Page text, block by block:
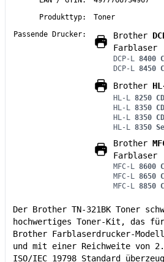
Produkttyp:
Toner
Passende Drucker:
Brother
Farblaser
DCP-L 8400
DCP-L 8450
Brother
HL-L 8250
HL-L 8350
HL-L 8350
HL-L 8350
Brother
Farblaser
MFC-L 8600
MFC-L 8650
MFC-L 8850
Der Brother TN-321BK Toner
hochwertiges Toner-Kit, das
Brother Farblaserdrucker-
und mit einer Reichweite von
ISO/IEC 19798 Standard